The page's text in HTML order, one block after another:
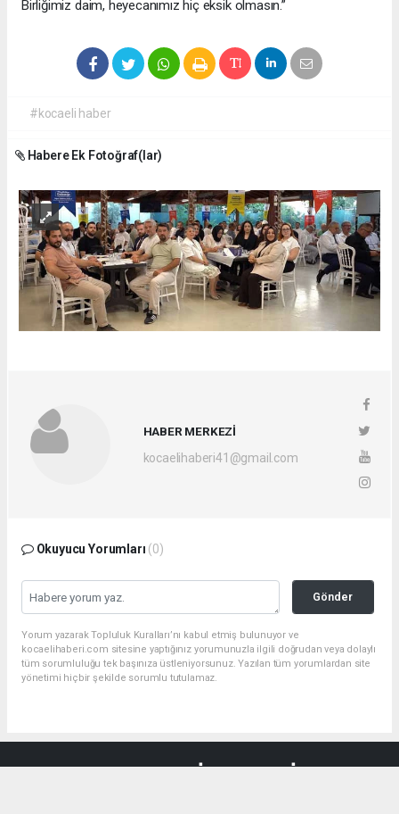
Birliğimiz daim, heyecanımız hiç eksik olmasın.”
#kocaeli haber
Habere Ek Fotoğraf(lar)
HABER MERKEZİ
kocaelihaberi41@gmail.com
Okuyucu Yorumları (0)
Gönder
Yorum yazarak Topluluk Kuralları’nı kabul etmiş bulunuyor ve
kocaelihaberi.com sitesine yaptığınız yorumunuzla ilgili doğrudan veya dolaylı
tüm sorumluluğu tek başınıza üstleniyorsunuz. Yazılan tüm yorumlardan site
yönetimi hiçbir şekilde sorumlu tutulamaz.